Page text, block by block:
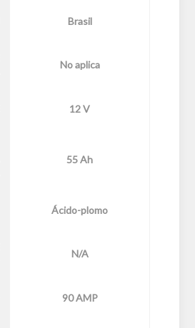
Brasil
No aplica
12 V
55 Ah
Ácido-plomo
N/A
90 AMP